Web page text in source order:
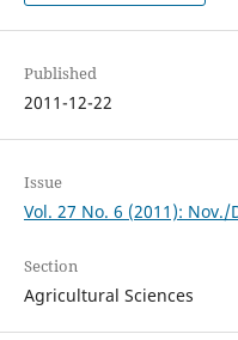
Published
2011-12-22
Issue
Vol. 27 No. 6 (2011): Nov./
Section
Agricultural Sciences